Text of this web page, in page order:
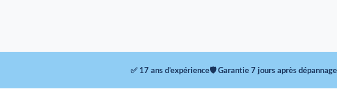
✅ 17 ans d'expérience🛡 Garantie 7 jours après dépannage